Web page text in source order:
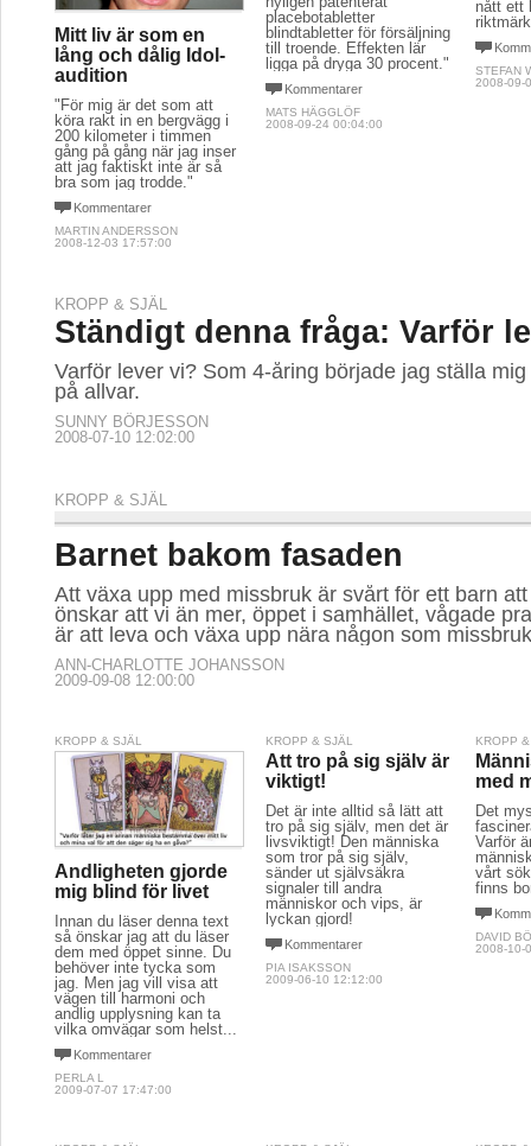
Mitt liv är som en
lång och dålig Idol-
audition
"För mig är det som att
köra rakt in en bergvägg i
200 kilometer i timmen
gång på gång när jag inser
att jag faktiskt inte är så
bra som jag trodde."
Kommentarer
MARTIN ANDERSSON
2008-12-03 17:57:00
placebotabletter
blindtabletter för försäljning
till troende. Effekten lär
ligga på dryga 30 procent."
Kommentarer
MATS HÄGGLÖF
2008-09-24 00:04:00
nått ett
STEFAN
2008-09-
KROPP & SJÄL
Ständigt denna fråga: Varför
Varför lever vi? Som 4-åring började jag ställa
på allvar.
SUNNY BÖRJESSON
2008-07-10 12:02:00
KROPP & SJÄL
Barnet bakom fasaden
Att växa upp med missbruk är svårt för ett barn
önskar att vi än mer, öppet i samhället, vågade
är att leva och växa upp nära någon som
ANN-CHARLOTTE JOHANSSON
2009-09-08 12:00:00
KROPP & SJÄL
Andligheten gjorde
mig blind för livet
Innan du läser denna text
så önskar jag att du läser
dem med öppet sinne. Du
behöver inte tycka som
jag. Men jag vill visa att
vägen till harmoni och
andlig upplysning kan ta
vilka omvägar som helst...
Kommentarer
PERLA L
2009-07-07 17:47:00
KROPP & SJÄL
Att tro på sig själv är
viktigt!
Det är inte alltid så lätt att
tro på sig själv, men det är
livsviktigt! Den människa
som tror på sig själv,
sänder ut självsäkra
signaler till andra
människor och vips, är
lyckan gjord!
Kommentarer
PIA ISAKSSON
2009-06-10 12:12:00
KROPP
med
Det
Varför
vårt
finns
DAVID
2008-10-